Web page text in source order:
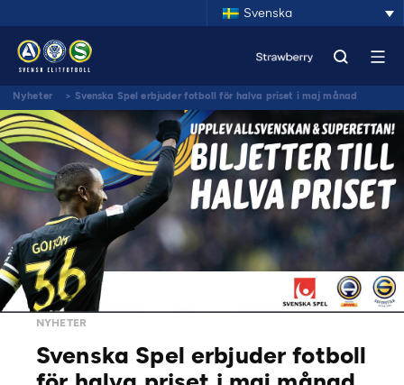
Svenska
Nyheter > Svenska Spel erbjuder fotboll för halva priset i maj månad
NYHETER
Svenska Spel erbjuder fotboll